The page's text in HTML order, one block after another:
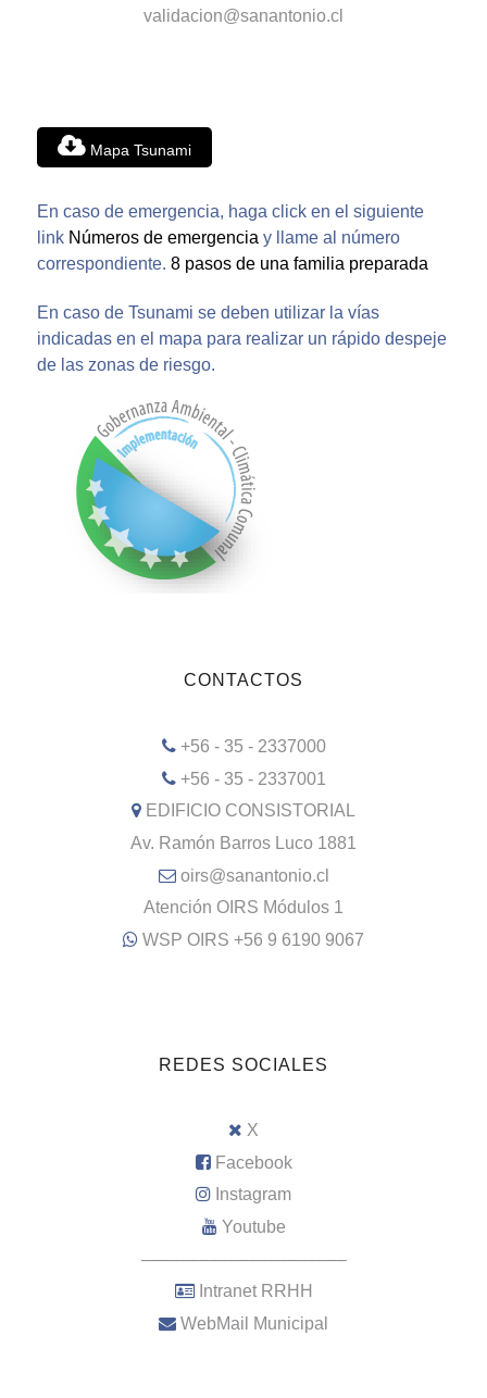
validacion@sanantonio.cl
Mapa Tsunami
En caso de emergencia, haga click en el siguiente
link Números de emergencia y llame al número
correspondiente. 8 pasos de una familia preparada
En caso de Tsunami se deben utilizar la vías
indicadas en el mapa para realizar un rápido despeje
de las zonas de riesgo.
CONTACTOS
+56 - 35 - 2337000
+56 - 35 - 2337001
EDIFICIO CONSISTORIAL
Av. Ramón Barros Luco 1881
oirs@sanantonio.cl
Atención OIRS Módulos 1
WSP OIRS +56 9 6190 9067
REDES SOCIALES
X
Facebook
Instagram
Youtube
–––––––––––––––––––––
Intranet RRHH
WebMail Municipal